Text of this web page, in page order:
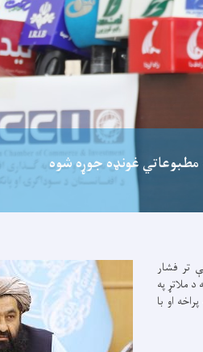
مطبوعاتي غونډه جوړه شوه
تر فشار
ملاتړ په
او با